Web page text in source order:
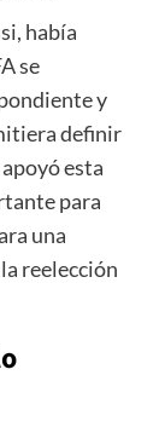
había
se
y
definir
esta
para
una
reelección